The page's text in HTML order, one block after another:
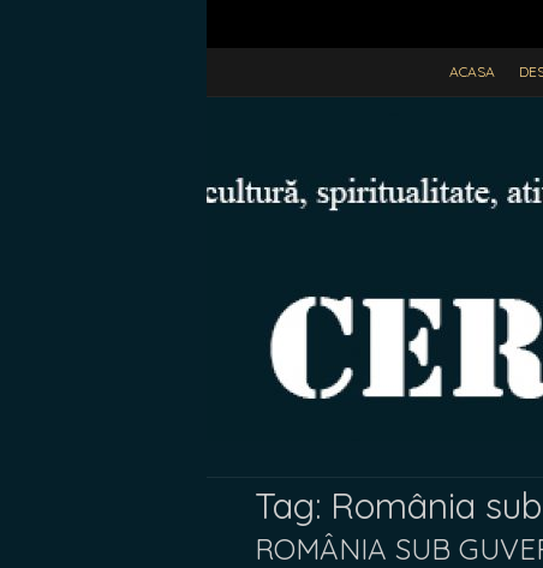
ACASA
Tag: România
ROMÂNIA SUB